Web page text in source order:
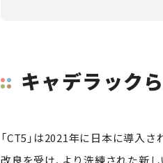
キャデラック
「CT5」は2021年に日本に導入
改良を受け、より洗練された新し